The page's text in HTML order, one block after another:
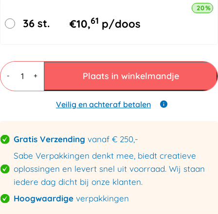
36 st. €10,61 p/doos
20%
-
Mail
Lite®
Luchtkussenenveloppen
aantal
+ Plaats in winkelmandje
Veilig en achteraf betalen
Gratis Verzending vanaf € 250,-
Sabe Verpakkingen denkt mee, biedt creatieve
oplossingen en levert snel uit voorraad. Wij staan
iedere dag dicht bij onze klanten.
Hoogwaardige verpakkingen